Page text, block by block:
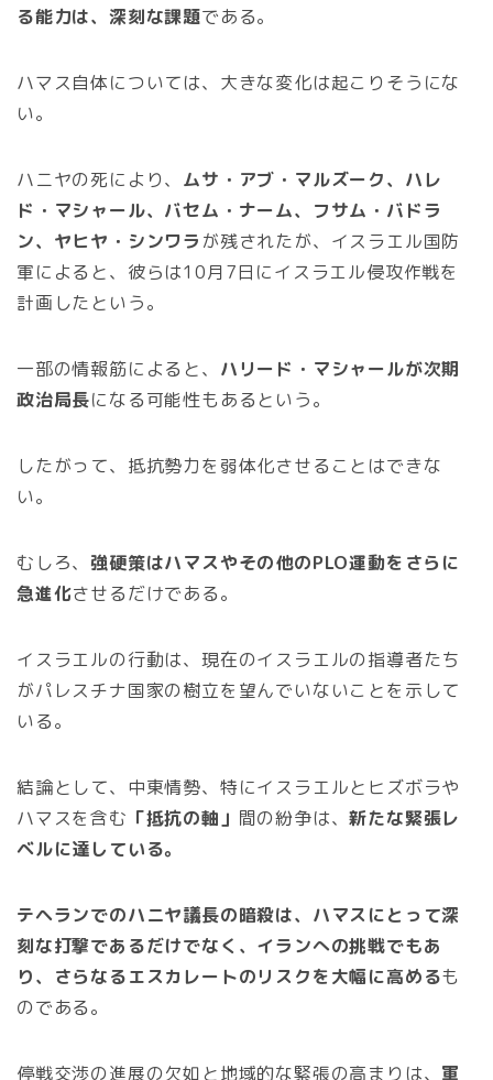
る能力は、深刻な課題である。
ハマス自体については、大きな変化は起こりそうにな
い。
ハニヤの死により、 ムサ・アブ・マルズーク、ハレ
ド・マシャール、バセム・ナーム、フサム・バドラ
ン、ヤヒヤ・シンワラ が残されたが、イスラエル国防
軍によると、彼らは10月7日にイスラエル侵攻作戦を
計画したという。
一部の情報筋によると、 ハリード・マシャールが次期
政治局長になる可能性もあるという。
したがって、抵抗勢力を弱体化させることはできな
い。
むしろ、強硬策はハマスやその他のPLO運動をさらに
急進化させるだけである。
イスラエルの行動は、現在のイスラエルの指導者たち
がパレスチナ国家の樹立を望んでいないことを示して
いる。
結論として、中東情勢、特にイスラエルとヒズボラや
ハマスを含む 「抵抗の軸」 間の紛争は、新たな緊張レ
ベルに達している。
テヘランでのハニヤ議長の暗殺は、ハマスにとって深
刻な打撃であるだけでなく、イランへの挑戦でもあ
り、さらなるエスカレートのリスクを大幅に高めるも
のである。
停戦交渉の進展の欠如と地域的な緊張の高まりは、 軍